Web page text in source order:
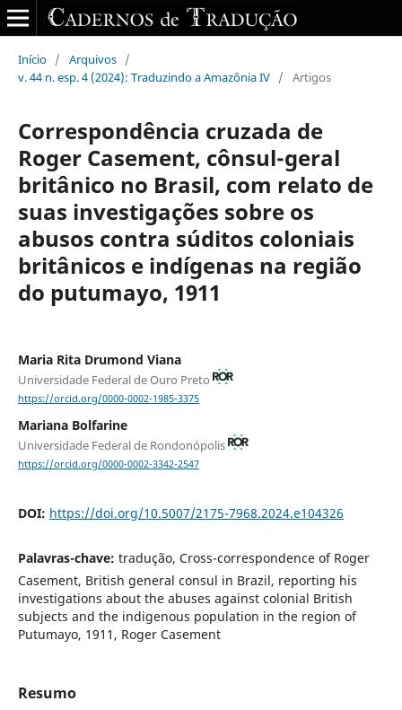
Início / Arquivos /
v. 44 n. esp. 4 (2024): Traduzindo a Amazônia IV / Artigos
Correspondência cruzada de
Roger Casement, cônsul-geral
britânico no Brasil, com relato de
suas investigações sobre os
abusos contra súditos coloniais
britânicos e indígenas na região
do putumayo, 1911
Maria Rita Drumond Viana
Universidade Federal de Ouro Preto
https://orcid.org/0000-0002-1985-3375
Mariana Bolfarine
Universidade Federal de Rondonópolis
https://orcid.org/0000-0002-3342-2547
DOI: https://doi.org/10.5007/2175-7968.2024.e104326
Palavras-chave: tradução, Cross-correspondence of Roger
Casement, British general consul in Brazil, reporting his
investigations about the abuses against colonial British
subjects and the indigenous population in the region of
Putumayo, 1911, Roger Casement
Resumo